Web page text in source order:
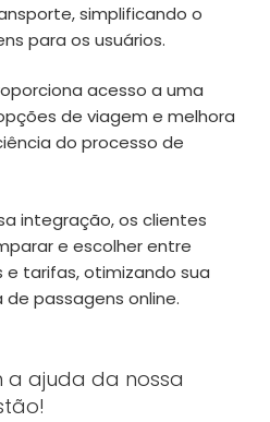
simplificando o
para os usuários.
acesso a uma
de viagem e melhora
do processo de
integração, os clientes
e escolher entre
e tarifas, otimizando sua
passagens online.
a ajuda da nossa